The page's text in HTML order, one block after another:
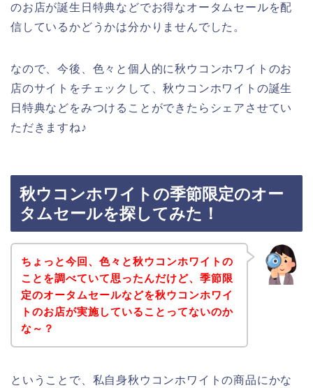
のお店が誕生日特典などでお得なオータムセールを配
信しているかどうかは分かりませんでした。
なので、今後、色々と個人的に秋ウコンホワイトのお
店のサイトをチェックして、秋ウコンホワイトの誕生
日特典などをみつけることができたらシェアさせてい
ただきますね♪
秋ウコンホワイトの季節限定のオー
タムセールを探してみた！
ちょっと今回、色々と秋ウコンホワイトの
ことを調べていて思ったんだけど、季節限
定のオータムセールなどを秋ウコンホワイ
トのお店が実施していることってないのか
な～？
ということで、私自身秋ウコンホワイトの商品にかな